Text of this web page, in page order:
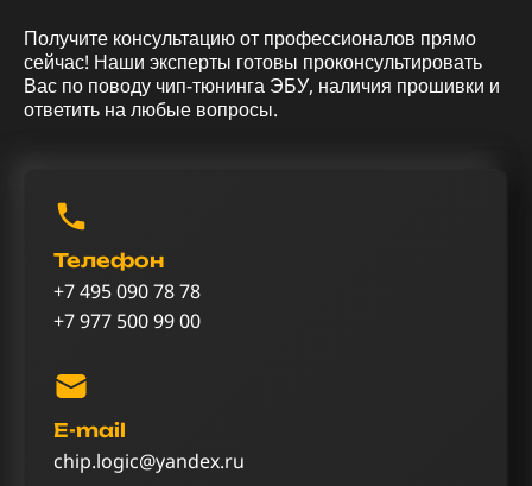
Получите консультацию от профессионалов прямо
сейчас! Наши эксперты готовы проконсультировать
Вас по поводу чип-тюнинга ЭБУ, наличия прошивки и
ответить на любые вопросы.
Телефон
+7 495 090 78 78
+7 977 500 99 00
E-mail
chip.logic@yandex.ru